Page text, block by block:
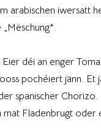
arabischen iwersatt
„Mëschung*.
Eier déi an enger
pochéiert jänn. Et
spanischer Chorizo.
mat Fladenbrugt oder